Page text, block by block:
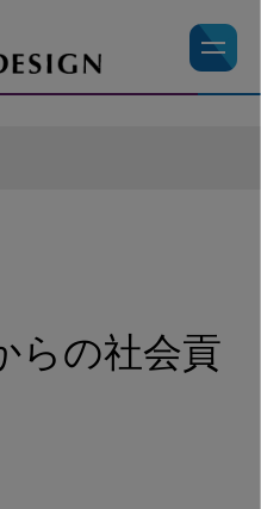
らの社会貢